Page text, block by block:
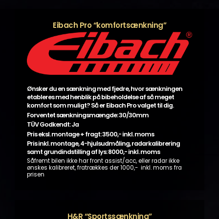
Eibach Pro “komfortsænkning”
Ønsker du en sænkning med fjedre, hvor sænkningen
etableres med henblik på bibeholdelse af så meget
komfort som muligt? Så er Eibach Pro valget til dig.
Forventet sænkningsmængde: 30/30mm
TÜV Godkendt: Ja
Pris eksl. montage + fragt: 3500,- inkl. moms
Pris inkl. montage, 4-hjulsudmåling, radarkalibrering
samt grundindstilling af lys: 8000,- inkl. moms
Såfremt bilen ikke har front assist/acc, eller radar ikke
ønskes kalibreret, fratrækkes der 1000,- inkl. moms fra
prisen
H&R “Sportssænkning”